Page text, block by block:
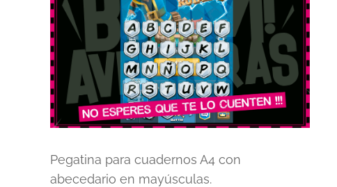
Pegatina para cuadernos A4 con
abecedario en mayúsculas.